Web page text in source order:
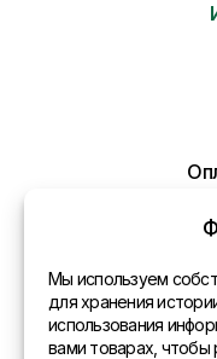
Мы используем
для хранения
использования
вами товарах, чтобы